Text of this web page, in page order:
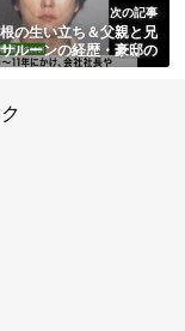
次の記事
の生い立ち＆父親と兄
ルーンの経歴・豪邸の
コや北朝鮮との関係・